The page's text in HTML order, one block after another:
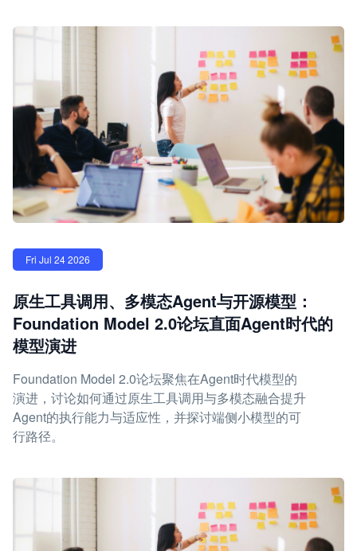
Fri Jul 24 2026
原生工具调用、多模态Agent与开源模型：
Foundation Model 2.0论坛直面Agent时代的
模型演进
Foundation Model 2.0论坛聚焦在Agent时代模型的
演进，讨论如何通过原生工具调用与多模态融合提升
Agent的执行能力与适应性，并探讨端侧小模型的可
行路径。